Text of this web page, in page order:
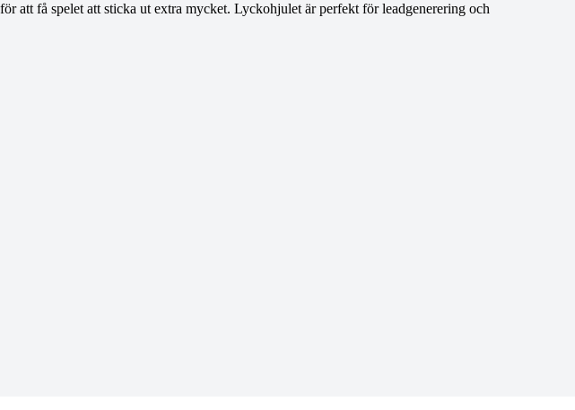
att få spelet att sticka ut extra mycket. Lyckohjulet är perfekt för leadgenerering och